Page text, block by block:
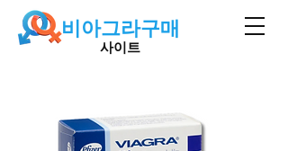
비아그라구매
사이트